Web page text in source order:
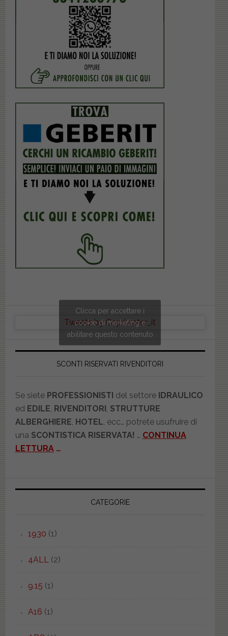
Tweets by Copriwater_it
Clicca per accettare i
cookie di marketing e
abilitare questo contenuto
SCONTI RISERVATI RIVENDITORI
Se siete PROFESSIONISTI del settore IDRAULICO
ed EDILE, RIVENDITORI , STRUTTURE
ALBERGHIERE, HOTEL, ecc… potrete usufruire di
una SCONTISTICA RISERVATA! … CONTINUA
LETTURA…
CATEGORIE
1930 (1)
4ALL(2)
9.15 (1)
A16 (1)